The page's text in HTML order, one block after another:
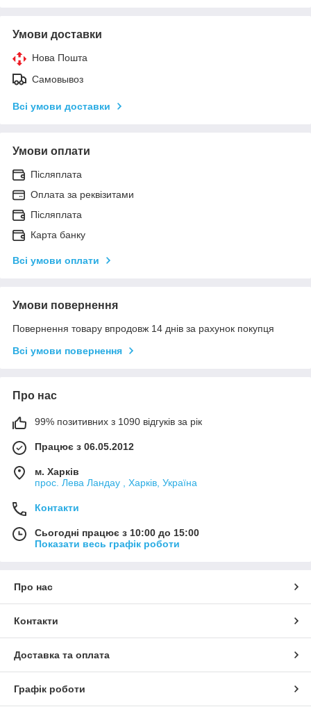
Умови доставки
Нова Пошта
Самовывоз
Всі умови доставки
Умови оплати
Післяплата
Оплата за реквізитами
Післяплата
Карта банку
Всі умови оплати
Умови повернення
Повернення товару впродовж 14 днів за рахунок покупця
Всі умови повернення
Про нас
99% позитивних з 1090 відгуків за рік
Працює з 06.05.2012
м. Харків
прос. Лева Ландау , Харків, Україна
Контакти
Сьогодні працює з 10:00 до 15:00
Показати весь графік роботи
Про нас
Контакти
Доставка та оплата
Графік роботи